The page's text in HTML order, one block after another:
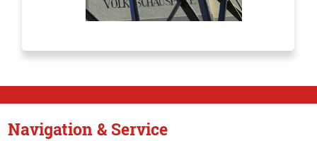
Navigation & Service